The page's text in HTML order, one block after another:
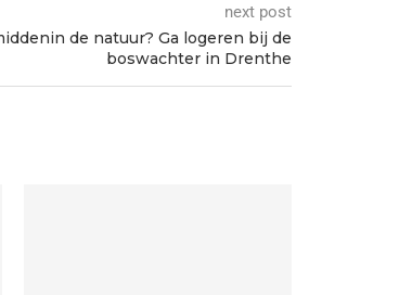
next post
de natuur? Ga logeren bij de
boswachter in Drenthe